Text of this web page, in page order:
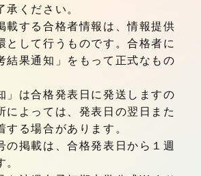
ください。
載する合格者情報は、情報提供
として行うものです。合格者に
結果通知」をもって正式なもの
」は合格発表日に発送しますの
によっては、発表日の翌日また
する場合があります。
の掲載は、合格発表日から１週